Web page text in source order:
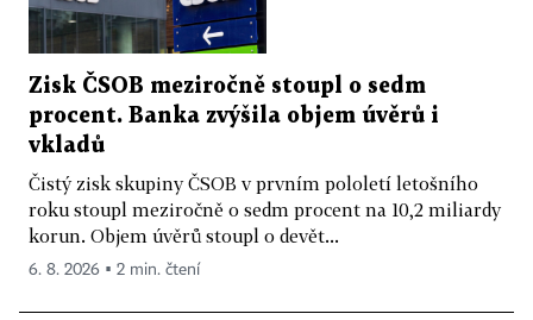
Zisk ČSOB meziročně stoupl o sedm
procent. Banka zvýšila objem úvěrů i
vkladů
Čistý zisk skupiny ČSOB v prvním pololetí letošního
roku stoupl meziročně o sedm procent na 10,2 miliardy
korun. Objem úvěrů stoupl o devět...
6. 8. 2026 ▪ 2 min. čtení